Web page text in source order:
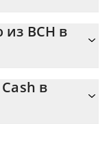
{toSymbol
BCH в
просто введя
и автоматически
в